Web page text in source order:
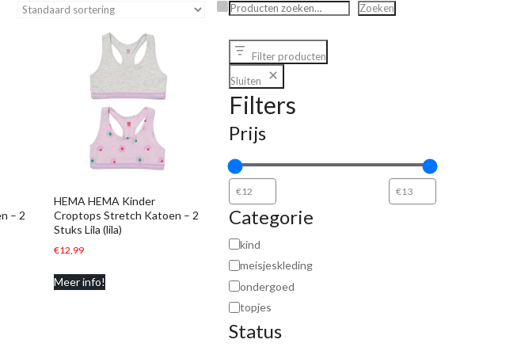
– 2
HEMA HEMA Kinder
Croptops Stretch Katoen – 2
Stuks Lila (lila)
€12,99
Meer info!
Zoeken Zoeken
Filter producten
Sluiten
Filters
Prijs
Categorie
kind
meisjeskleding
ondergoed
topjes
Status